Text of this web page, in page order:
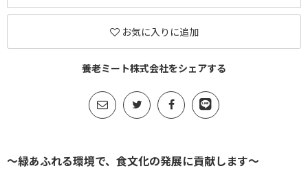
お気に入りに追加
養老ミート株式会社をシェアする
～緑あふれる環境で、食文化の発展に貢献します～